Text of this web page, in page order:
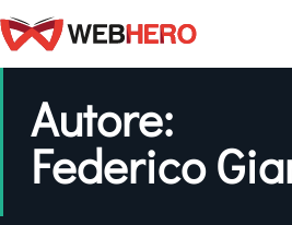
Autore:
Federico